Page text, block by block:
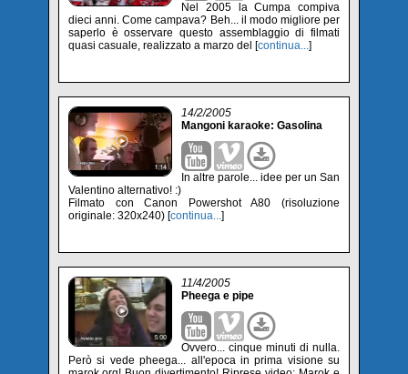
Nel 2005 la Cumpa compiva
dieci anni. Come campava? Beh... il modo migliore per
saperlo è osservare questo assemblaggio di filmati
quasi casuale, realizzato a marzo del [continua...]
14/2/2005
Mangoni karaoke: Gasolina
In altre parole... idee per un San
Valentino alternativo! :)
Filmato con Canon Powershot A80 (risoluzione
originale: 320x240) [continua...]
11/4/2005
Pheega e pipe
Ovvero... cinque minuti di nulla.
Però si vede pheega... all'epoca in prima visione su